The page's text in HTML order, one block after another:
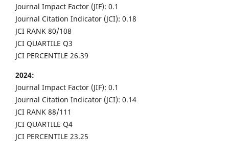
Journal Impact Factor (JIF): 0.1
Journal Citation Indicator (JCI): 0.18
JCI RANK 80/108
JCI QUARTILE Q3
JCI PERCENTILE 26.39
2024:
Journal Impact Factor (JIF): 0.1
Journal Citation Indicator (JCI): 0.14
JCI RANK 88/111
JCI QUARTILE Q4
JCI PERCENTILE 23.25